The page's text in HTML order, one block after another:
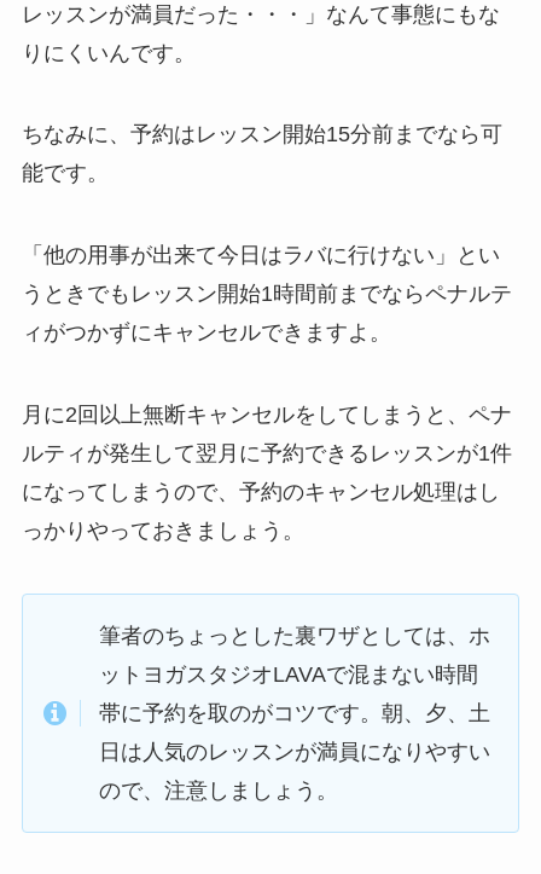
レッスンが満員だった・・・」 なんて事態にもな
りにくいんです。
ちなみに、予約はレッスン開始15分前までなら可
能です。
「他の用事が出来て今日はラバに行けない」
とい
うときでもレッスン開始1時間前までならペナルテ
ィがつかずにキャンセルできますよ。
月に2回以上無断キャンセルをしてしまうと、ペナ
ルティが発生して翌月に予約できるレッスンが1件
になってしまうので、予約のキャンセル処理はし
っかりやっておきましょう。
筆者のちょっとした裏ワザとしては、ホ
ットヨガスタジオLAVAで混まない時間
帯に予約を取のがコツです。朝、夕、土
日は人気のレッスンが満員になりやすい
ので、注意しましょう。